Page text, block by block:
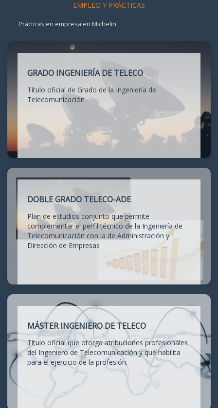
EMPLEO Y PRÁCTICAS
Prácticas en empresa en Michelin
GRADO INGENIERÍA DE TELECO
Título oficial de Grado de la Ingeniería de
Telecomunicación
DOBLE GRADO TELECO-ADE
Plan de estudios conjunto que permite
complementar el perfil técnico de la Ingeniería de
Telecomunicación con la de Administración y
Dirección de Empresas
MÁSTER INGENIERO DE TELECO
Título oficial que otorga atribuciones profesionales
del Ingeniero de Telecomunicación y que habilita
para el ejercicio de la profesión.